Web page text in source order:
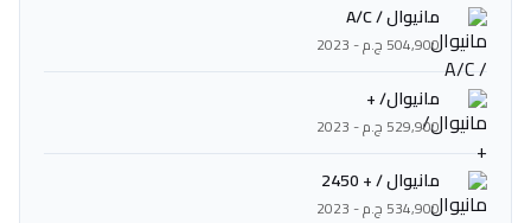
مانيوال / A/C
504,900 ج.م - 2023
مانيوال/ +
529,900 ج.م - 2023
مانيوال / + 2450
534,900 ج.م - 2023